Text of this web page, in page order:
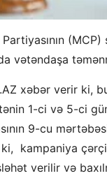
vətəndaşa
xəbər verir ki,
1-ci və 5-ci
9-cu
kampaniya
verilir və